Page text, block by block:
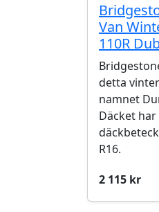
Van
110R
detta
namnet
Däcket har
R16.
2 115 kr